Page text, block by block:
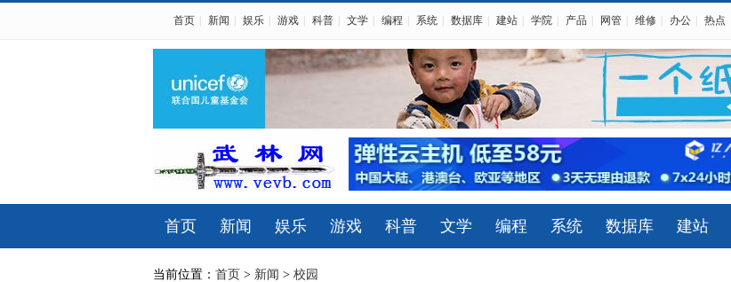
首页 新闻 娱乐 游戏 科普 文学 编程 系统 数据库 建站 学院 产品 网管 维修 办公 热点
首页 新闻 娱乐 游戏 科普 文学 编程 系统 数据库 建站
当前位置： 首页 > 新闻 > 校园